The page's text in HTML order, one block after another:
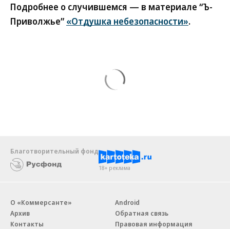
Подробнее о случившемся — в материале “Ъ-
Приволжье” «Отдушка небезопасности».
Благотворительный фонд
18+ реклама
О «Коммерсанте»
Архив
Контакты
Android
Обратная связь
Правовая информация